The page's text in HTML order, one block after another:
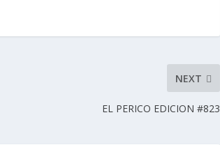
NEXT
EL PERICO EDICION #823